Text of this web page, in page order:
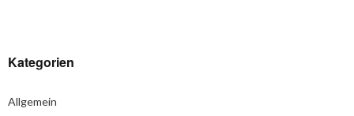
Kategorien
Allgemein